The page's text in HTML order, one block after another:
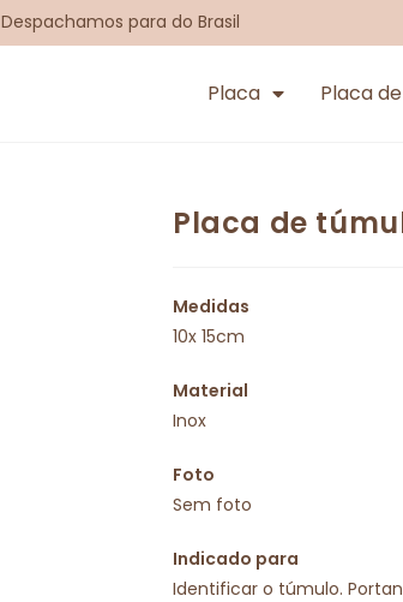
Despachamos para do Brasil
Placa Placa
Placa de
Medidas
10x 15cm
Material
Inox
Foto
Sem foto
Indicado para
Identificar o túmulo.